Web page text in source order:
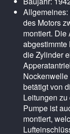
des Motors
montiert. Die
abgestimmte
die Zylinder
betätigt von
Leitungen
Pumpe ist
montiert,